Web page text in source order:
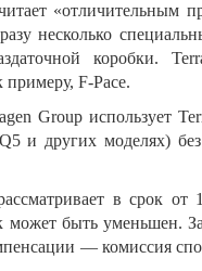
«отличительным
несколько
коробки.
F-Pace.
Group использует
и других моделях)
в срок от
быть уменьшен.
— комиссия